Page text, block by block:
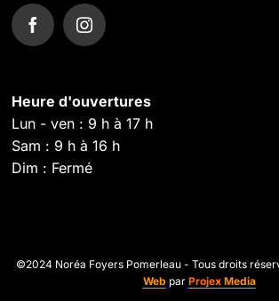
Heure d'ouvertures
Lun - ven : 9 h à 17 h
Sam : 9 h à 16 h
Dim : Fermé
©2024 Noréa Foyers Pomerleau - Tous droits
Web par Projex Media